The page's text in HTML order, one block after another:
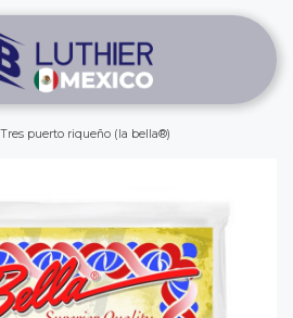
Tres puerto riqueño (la bella®)